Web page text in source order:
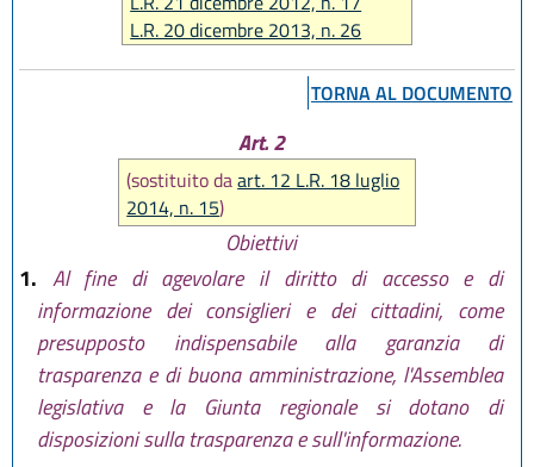
L.R. 20 dicembre 2013, n. 26
L.R. 30 aprile 2015, n. 2TORNA AL DOCUMENTO
Art. 2
(sostituito daart. 12 L.R. 18 luglio
2014, n. 15)
Obiettivi
1. Al fine di agevolare il diritto di accesso e di
informazione dei consiglieri e dei cittadini, come
presupposto indispensabile alla garanzia di
trasparenza e di buona amministrazione, l'Assemblea
legislativa e la Giunta regionale si dotano di
disposizioni sulla trasparenza e sull'informazione.